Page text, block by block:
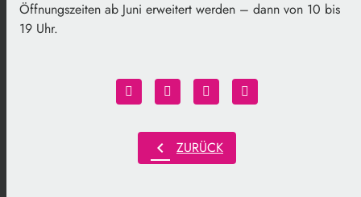
Öffnungszeiten ab Juni erweitert werden – dann von 10 bis
19 Uhr.
chevron_left ZURÜCK